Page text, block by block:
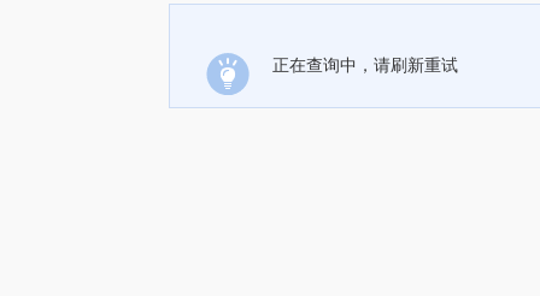
正在查询中，请刷新重试